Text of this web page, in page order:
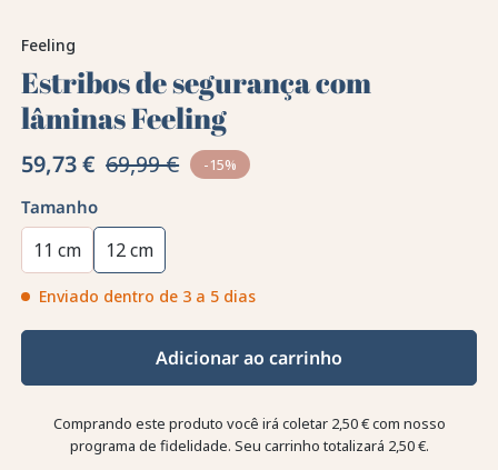
Feeling
Estribos de segurança com
lâminas Feeling
59,73 € 69,99 € -15%
Tamanho
11 cm 12 cm
Enviado dentro de 3 a 5 dias
Adicionar ao carrinho
Comprando este produto você irá coletar 2,50 €com nosso
programa de fidelidade. Seu carrinho totalizará 2,50 €.